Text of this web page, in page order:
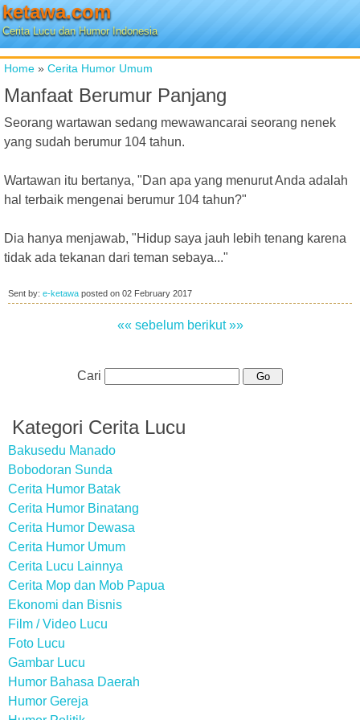
ketawa.com
Cerita Lucu dan Humor Indonesia
Home » Cerita Humor Umum
Manfaat Berumur Panjang
Seorang wartawan sedang mewawancarai seorang nenek
yang sudah berumur 104 tahun.
Wartawan itu bertanya, "Dan apa yang menurut Anda adalah
hal terbaik mengenai berumur 104 tahun?"
Dia hanya menjawab, "Hidup saya jauh lebih tenang karena
tidak ada tekanan dari teman sebaya..."
Sent by: e-ketawa posted on 02 February 2017
«« sebelum berikut »»
Cari
Kategori Cerita Lucu
Bakusedu Manado
Bobodoran Sunda
Cerita Humor Batak
Cerita Humor Binatang
Cerita Humor Dewasa
Cerita Humor Umum
Cerita Lucu Lainnya
Cerita Mop dan Mob Papua
Ekonomi dan Bisnis
Film / Video Lucu
Foto Lucu
Gambar Lucu
Humor Bahasa Daerah
Humor Gereja